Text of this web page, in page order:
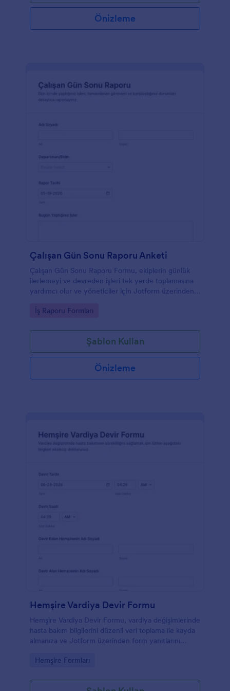
Önizleme
Çalışan Gün Sonu Raporu Anketi
Çalışan Gün Sonu Raporu Formu, ekiplerin günlük
ilerlemeyi ve devreden işleri tek yerde toplamasına
yardımcı olur ve yöneticiler için Jotform üzerinden
Go to Category:
İş Raporu Formları
Şablon Kullan
Önizleme
Hemşire Vardiya Devir Formu
Hemşire Vardiya Devir Formu, vardiya değişimlerinde
hasta bakım bilgilerini düzenli veri toplama ile kayda
almanıza ve Jotform üzerinden form yanıtlarını
Go to Category:
Hemşire Formları